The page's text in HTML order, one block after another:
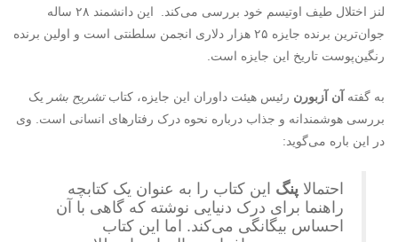
لنز اختلال طیف اوتیسم خود بررسی می‌کند. این دانشمند ۲۸ ساله
جوان‌ترین برنده جایزه ۲۵ هزار دلاری انجمن سلطنتی است و اولین برنده
رنگین‌پوست تاریخ این جایزه است.
به گفته آن آزبورن رئیس هیئت داوران این جایزه، کتابتشریح بشر یک
بررسی هوشمندانه و جذاب درباره نحوه درک رفتارهای انسانی است. وی
در این باره می‌گوید:
احتمالا پنگ این کتاب را به عنوان یک کتابچه
راهنما برای درک دنیایی نوشته که گاهی با آن
احساس بیگانگی می‌کند. اما این کتاب